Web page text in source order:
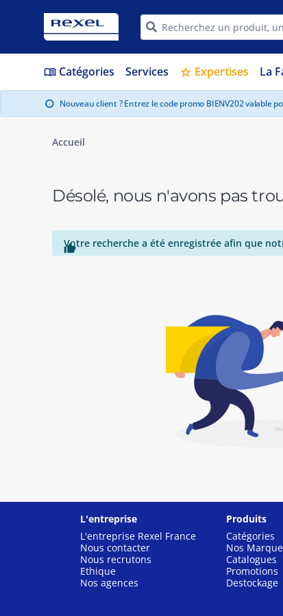
menu_book Catégories Services star Expertises La
info Nouveau client ? Entrez le code promo BIENV202 valable
Accueil
Désolé, nous n'avons pas

Votre recherche a été enregistrée afin que
L'entreprise
L'entreprise Rexel France
Nous contacter
Nous recrutons
Ethique
Nos agences
Produits
Catégories
Nos
Catalogues
Promotions
Destockage